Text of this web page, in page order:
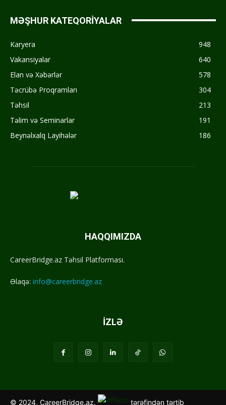
MƏŞHUR KATEQORİYALAR
Karyera
948
Vakansiyalar
640
Elan və Xəbərlər
578
Təcrübə Proqramları
304
Təhsil
213
Təlim və Seminarlar
191
Beynəlxalq Layihələr
186
HAQQIMIZDA
CareerBridge.az Təhsil Platforması.
Əlaqə: info@careerbridge.az
İZLƏ
© 2024, CareerBridge.az. tərəfindən tərtib